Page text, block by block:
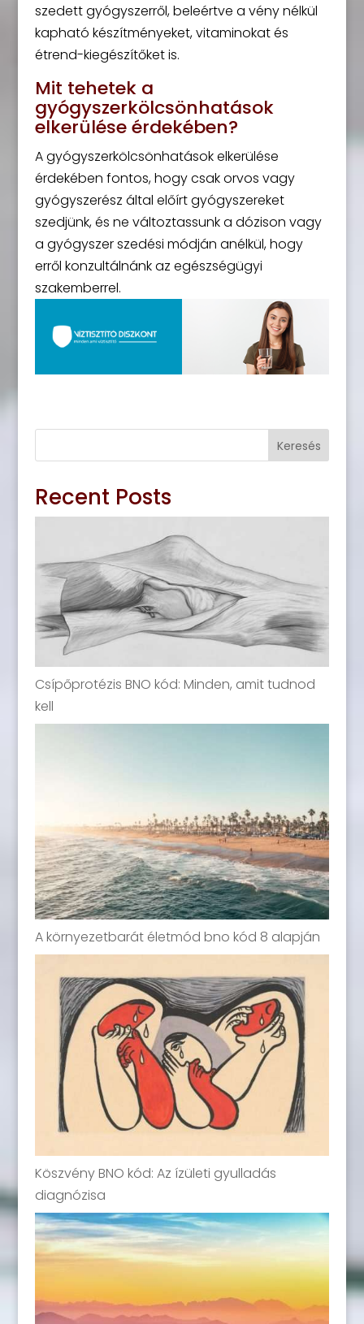
szedett gyógyszerről, beleértve a vény nélkül
kapható készítményeket, vitaminokat és
étrend-kiegészítőket is.
Mit tehetek a
gyógyszerkölcsönhatások
elkerülése érdekében?
A gyógyszerkölcsönhatások elkerülése
érdekében fontos, hogy csak orvos vagy
gyógyszerész által előírt gyógyszereket
szedjünk, és ne változtassunk a dózison vagy
a gyógyszer szedési módján anélkül, hogy
erről konzultálnánk az egészségügyi
szakemberrel.
Keresés
Recent Posts
Csípőprotézis BNO kód: Minden, amit tudnod
kell
A környezetbarát életmód bno kód 8 alapján
Köszvény BNO kód: Az ízületi gyulladás
diagnózisa